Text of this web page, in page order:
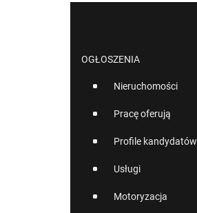
OGŁOSZENIA
Nieruchomości
Pracę oferują
Profile kandydatów
Usługi
Motoryzacja